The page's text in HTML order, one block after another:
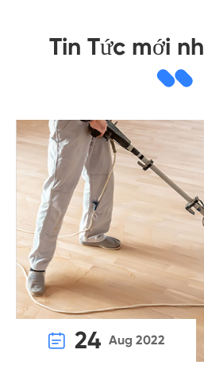
Tin Tức mới
 24 Aug 2022